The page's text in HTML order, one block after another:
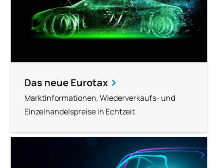
Das neue Eurotax
Marktinformationen, Wiederverkaufs- und
Einzelhandelspreise in Echtzeit